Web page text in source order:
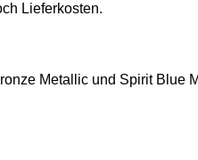
Lieferkosten.
Metallic und Spirit Blue